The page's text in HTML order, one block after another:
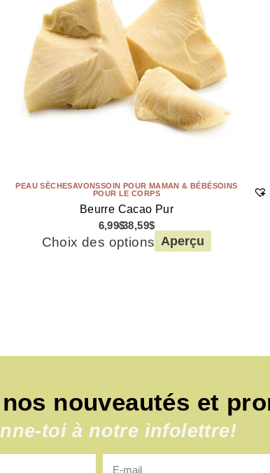
PEAU SÈCHESAVONSSOIN POUR MAMAN & BÉBÉSOINS
POUR LE CORPS
Beurre Cacao Pur
6,99$38,59$
Choix des options Aperçu
nouveautés et
toi à notre infolettre!